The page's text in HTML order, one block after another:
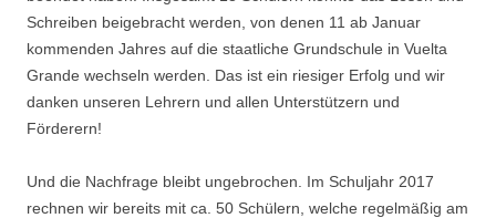
Schreiben beigebracht werden, von denen 11 ab Januar
kommenden Jahres auf die staatliche Grundschule in Vuelta
Grande wechseln werden. Das ist ein riesiger Erfolg und wir
danken unseren Lehrern und allen Unterstützern und
Förderern!
Und die Nachfrage bleibt ungebrochen. Im Schuljahr 2017
rechnen wir bereits mit ca. 50 Schülern, welche regelmäßig am